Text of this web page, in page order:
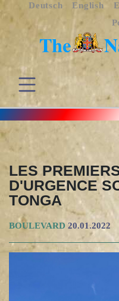
Deutsch English
LES
D'URGENCE
TONGA
BOULEVARD 20.01.2022